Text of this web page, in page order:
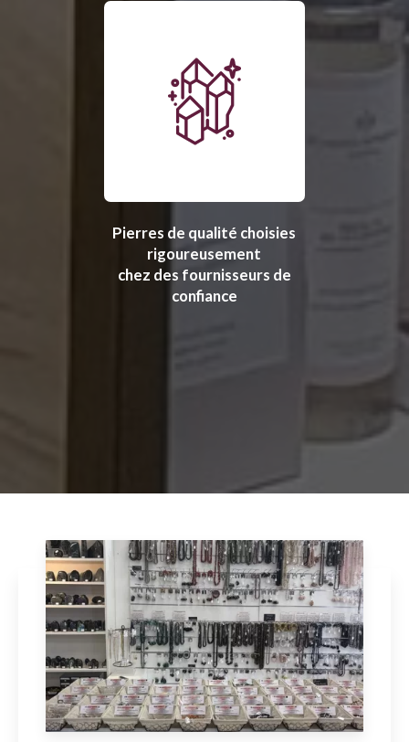
Pierres de qualité choisies
rigoureusement
chez des fournisseurs de
confiance